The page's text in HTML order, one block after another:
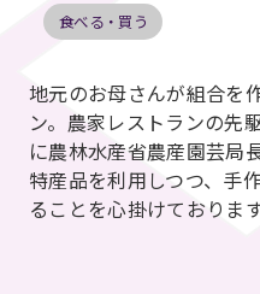
食べる・買う
地元のお母さんが組合を
ン。農家レストランの先
に農林水産省農産園芸局
特産品を利用しつつ、手
ることを心掛けております